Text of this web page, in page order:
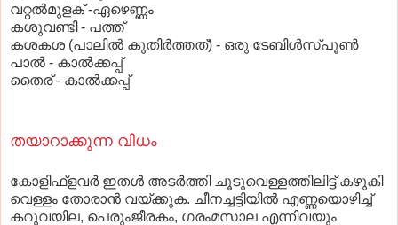
വറ്റല്‍മുളക്‌ -ഏഴെണ്ണം
കശുവണ്ടി - പത്ത്‌
കശകശ (പാലില്‍ കുതിര്‍ത്തത്‌) - ഒരു ടേബിള്‍സ്‌പൂണ്‍
പാല്‍ - കാല്‍ക്കപ്പ്‌
തൈര്‌ - കാല്‍ക്കപ്പ്‌
തയാറാക്കുന്ന വിധം
കോളിഫ്‌ളവര്‍ ഇതള്‍ അടര്‍ത്തി ചൂടുവെള്ളത്തിലിട്ട്‌ കഴുകി
വെള്ളം തോരാന്‍ വയ്‌ക്കുക. ചീനച്ചട്ടിയില്‍ എണ്ണയൊഴിച്ച്‌
കറുവയില, പെരുംജീരകം, ഗരംമസാല എന്നിവയും